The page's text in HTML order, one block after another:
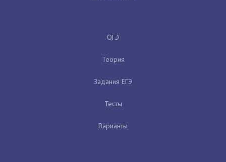
ОГЭ
Теория
Задания ЕГЭ
Тесты
Варианты